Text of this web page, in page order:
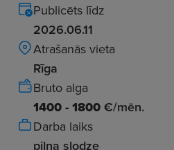
Publicēts līdz
2026.06.11
Atrašanās vieta
Rīga
Bruto alga
1400 - 1800 €/mēn.
Darba laiks
pilna slodze